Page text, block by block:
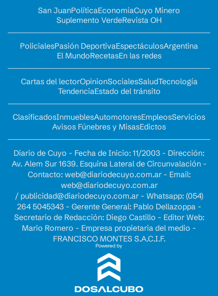
San JuanPolíticaEconomíaCuyo Minero
Suplemento VerdeRevista OH
PolicialesPasión DeportivaEspectáculosArgentina
El MundoRecetasEn las redes
Cartas del lectorOpinionSocialesSaludTecnología
TendenciaEstado del tránsito
ClasificadosInmueblesAutomotoresEmpleosServicios
Avisos Fúnebres y MisasEdictos
Diario de Cuyo - Fecha de Inicio: 11/2003 - Dirección:
Av. Alem Sur 1639. Esquina Lateral de Circunvalación -
Contacto: web@diariodecuyo.com.ar- Email:
web@diariodecuyo.com.ar
/ publicidad@diariodecuyo.com.ar- Whatsapp: (054)
264 5045343 - Gerente General: Pablo Dellazoppa -
Secretario de Redacción: Diego Castillo - Editor Web:
Mario Romero - Empresa propietaria del medio -
FRANCISCO MONTES S.A.C.I.F.